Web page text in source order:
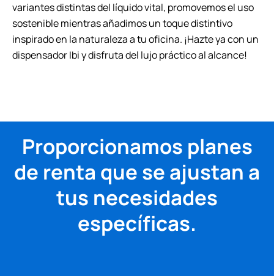
variantes distintas del líquido vital, promovemos el uso
sostenible mientras añadimos un toque distintivo
inspirado en la naturaleza a tu oficina. ¡Hazte ya con un
dispensador Ibi y disfruta del lujo práctico al alcance!
Proporcionamos planes
de renta que se ajustan a
tus necesidades
específicas.